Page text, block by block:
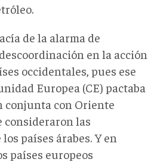
de la alarma de
en la acción
occidentales, pues ese
Europea (CE) pactaba
conjunta con Oriente
consideraron las
países árabes. Y en
países europeos